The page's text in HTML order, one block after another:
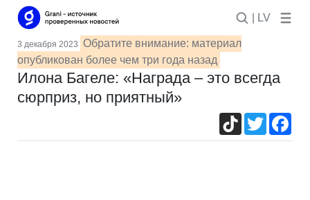
| LV
3 декабря 2023 Обратите внимание: материал
опубликован более чем три года назад
Илона Багеле: «Награда – это всегда
сюрприз, но приятный»
TikTokTwitter